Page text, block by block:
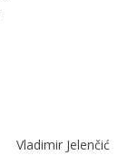
Vladimir Jelenčić